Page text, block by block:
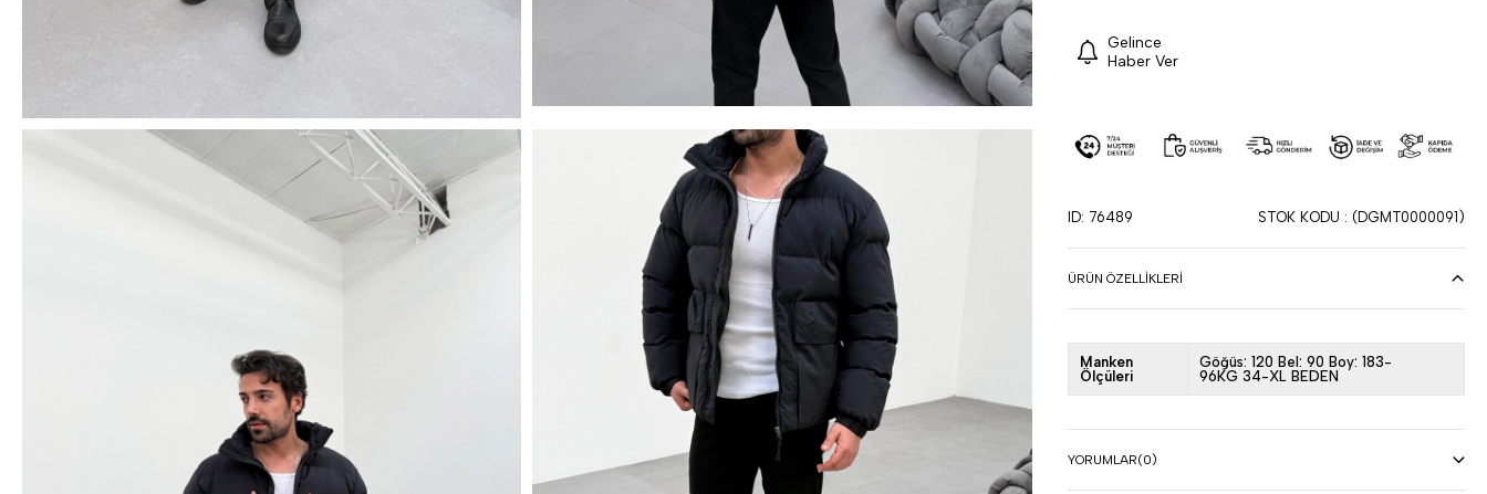
Gelince
Haber Ver
ID: 76489 STOK KODU (DGMT0000091)
ÜRÜN ÖZELLIKLERI
Manken
Ölçüleri
Göğüs: 120 Bel: 90 Boy: 183-
96KG 34-XL BEDEN
YORUMLAR(0)